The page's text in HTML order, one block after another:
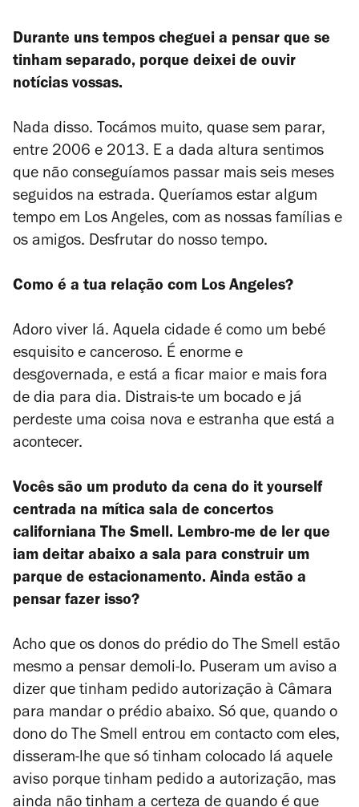
Durante uns tempos cheguei a pensar que se
tinham separado, porque deixei de ouvir
notícias vossas.
Nada disso. Tocámos muito, quase sem parar,
entre 2006 e 2013. E a dada altura sentimos
que não conseguíamos passar mais seis meses
seguidos na estrada. Queríamos estar algum
tempo em Los Angeles, com as nossas famílias e
os amigos. Desfrutar do nosso tempo.
Como é a tua relação com Los Angeles?
Adoro viver lá. Aquela cidade é como um bebé
esquisito e canceroso. É enorme e
desgovernada, e está a ficar maior e mais fora
de dia para dia. Distrais-te um bocado e já
perdeste uma coisa nova e estranha que está a
acontecer.
Vocês são um produto da cena do it yourself
centrada na mítica sala de concertos
californiana The Smell. Lembro-me de ler que
iam deitar abaixo a sala para construir um
parque de estacionamento. Ainda estão a
pensar fazer isso?
Acho que os donos do prédio do The Smell estão
mesmo a pensar demoli-lo. Puseram um aviso a
dizer que tinham pedido autorização à Câmara
para mandar o prédio abaixo. Só que, quando o
dono do The Smell entrou em contacto com eles,
disseram-lhe que só tinham colocado lá aquele
aviso porque tinham pedido a autorização, mas
ainda não tinham a certeza de quando é que